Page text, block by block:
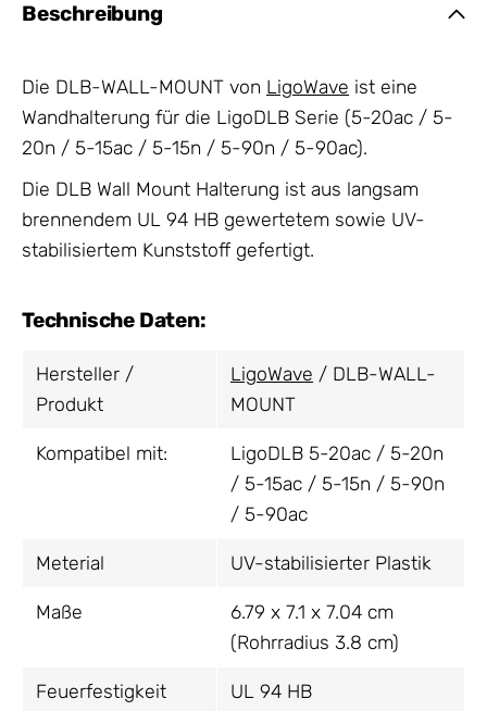
Beschreibung
Die DLB-WALL-MOUNT von LigoWave ist eine
Wandhalterung für die LigoDLB Serie (5-20ac / 5-
20n / 5-15ac / 5-15n / 5-90n / 5-90ac).
Die DLB Wall Mount Halterung ist aus langsam
brennendem UL 94 HB gewertetem sowie UV-
stabilisiertem Kunststoff gefertigt.
Technische Daten:
Hersteller /
Produkt
LigoWave / DLB-WALL-
MOUNT
Kompatibel mit:
LigoDLB 5-20ac / 5-20n
/ 5-15ac / 5-15n / 5-90n
/ 5-90ac
Meterial UV-stabilisierter Plastik
Maße
6.79 x 7.1 x 7.04 cm
(Rohrradius 3.8 cm)
Feuerfestigkeit UL 94 HB